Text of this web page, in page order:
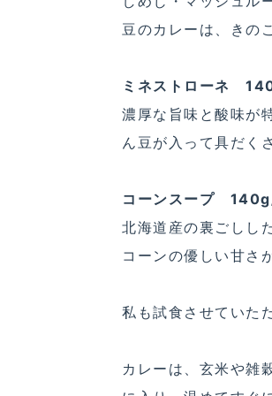
豆のカレーは、きの
ミネストローネ
濃厚な旨味と酸味が
ん豆が入って具だく
コーンスープ
北海道産の裏ごしし
コーンの優しい甘さ
私も試食させていた
カレーは、玄米や雑